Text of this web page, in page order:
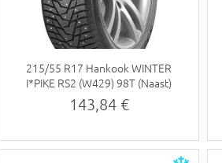
215/55 R17 Hankook WINTER
I*PIKE RS2 (W429) 98T (Naast)
143,84 €